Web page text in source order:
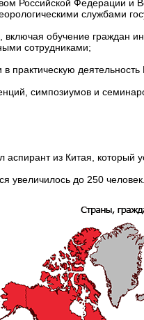
Российской Федерации и
службами
обучение граждан
сотрудниками;
практическую
симпозиумов и
из Китая, который
увеличилось до 250